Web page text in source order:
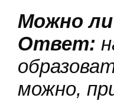
Можно ли
Ответ:
можно,